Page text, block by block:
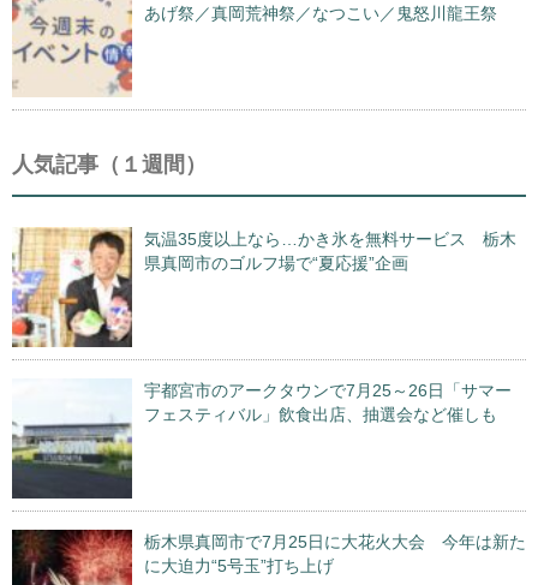
あげ祭／真岡荒神祭／なつこい／鬼怒川龍王祭
人気記事（１週間）
気温35度以上なら…かき氷を無料サービス 栃木
県真岡市のゴルフ場で“夏応援”企画
宇都宮市のアークタウンで7月25～26日「サマー
フェスティバル」飲食出店、抽選会など催しも
栃木県真岡市で7月25日に大花火大会 今年は新た
に大迫力“5号玉”打ち上げ